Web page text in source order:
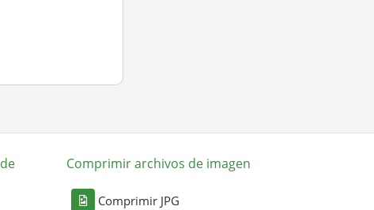
Comprimir archivos de imagen
Comprimir JPG